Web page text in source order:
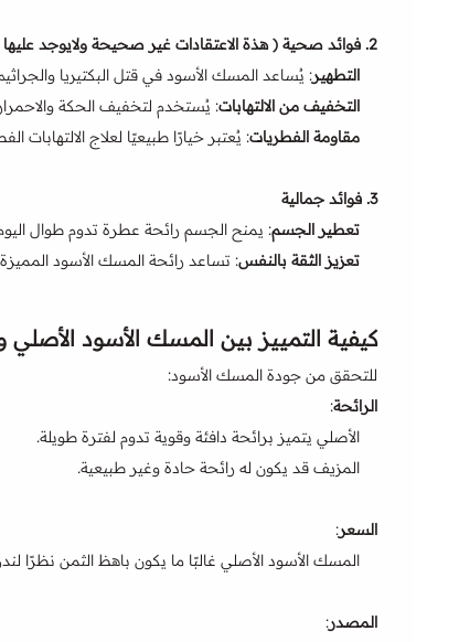
2. فوائد صحية ( هذة الاعتقادات غير صحيحة ولايوجد
التطهير: يُساعد المسك الأسود في قتل البكتيريا
التخفيف من الالتهابات: يُستخدم لتخفيف الحكة والاحمرار
مقاومة الفطريات: يُعتبر خيارًا طبيعيًا لعلاج
3. فوائد جمالية
تعطير الجسم: يمنح الجسم رائحة عطرة تدوم طوال
تعزيز الثقة بالنفس: تساعد رائحة المسك الأسود
كيفية التمييز بين المسك الأسود الأصلي
للتحقق من جودة المسك الأسود:
الرائحة:
الأصلي يتميز برائحة دافئة وقوية تدوم لفترة طويلة.
المزيف قد يكون له رائحة حادة وغير طبيعية.
السعر:
المسك الأسود الأصلي غالبًا ما يكون باهظ الثمن نظرًا
المصدر: